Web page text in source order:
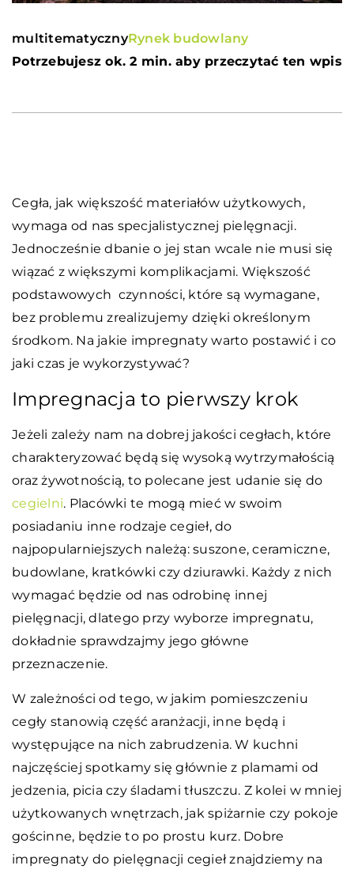
multitematycznyRynek budowlany
Potrzebujesz ok. 2 min. aby przeczytać ten wpis
Cegła, jak większość materiałów użytkowych,
wymaga od nas specjalistycznej pielęgnacji.
Jednocześnie dbanie o jej stan wcale nie musi się
wiązać z większymi komplikacjami. Większość
podstawowych czynności, które są wymagane,
bez problemu zrealizujemy dzięki określonym
środkom. Na jakie impregnaty warto postawić i co
jaki czas je wykorzystywać?
Impregnacja to pierwszy krok
Jeżeli zależy nam na dobrej jakości cegłach, które
charakteryzować będą się wysoką wytrzymałością
oraz żywotnością, to polecane jest udanie się do
cegielni. Placówki te mogą mieć w swoim
posiadaniu inne rodzaje cegieł, do
najpopularniejszych należą: suszone, ceramiczne,
budowlane, kratkówki czy dziurawki. Każdy z nich
wymagać będzie od nas odrobinę innej
pielęgnacji, dlatego przy wyborze impregnatu,
dokładnie sprawdzajmy jego główne
przeznaczenie.
W zależności od tego, w jakim pomieszczeniu
cegły stanowią część aranżacji, inne będą i
występujące na nich zabrudzenia. W kuchni
najczęściej spotkamy się głównie z plamami od
jedzenia, picia czy śladami tłuszczu. Z kolei w mniej
użytkowanych wnętrzach, jak spiżarnie czy pokoje
gościnne, będzie to po prostu kurz. Dobre
impregnaty do pielęgnacji cegieł znajdziemy na